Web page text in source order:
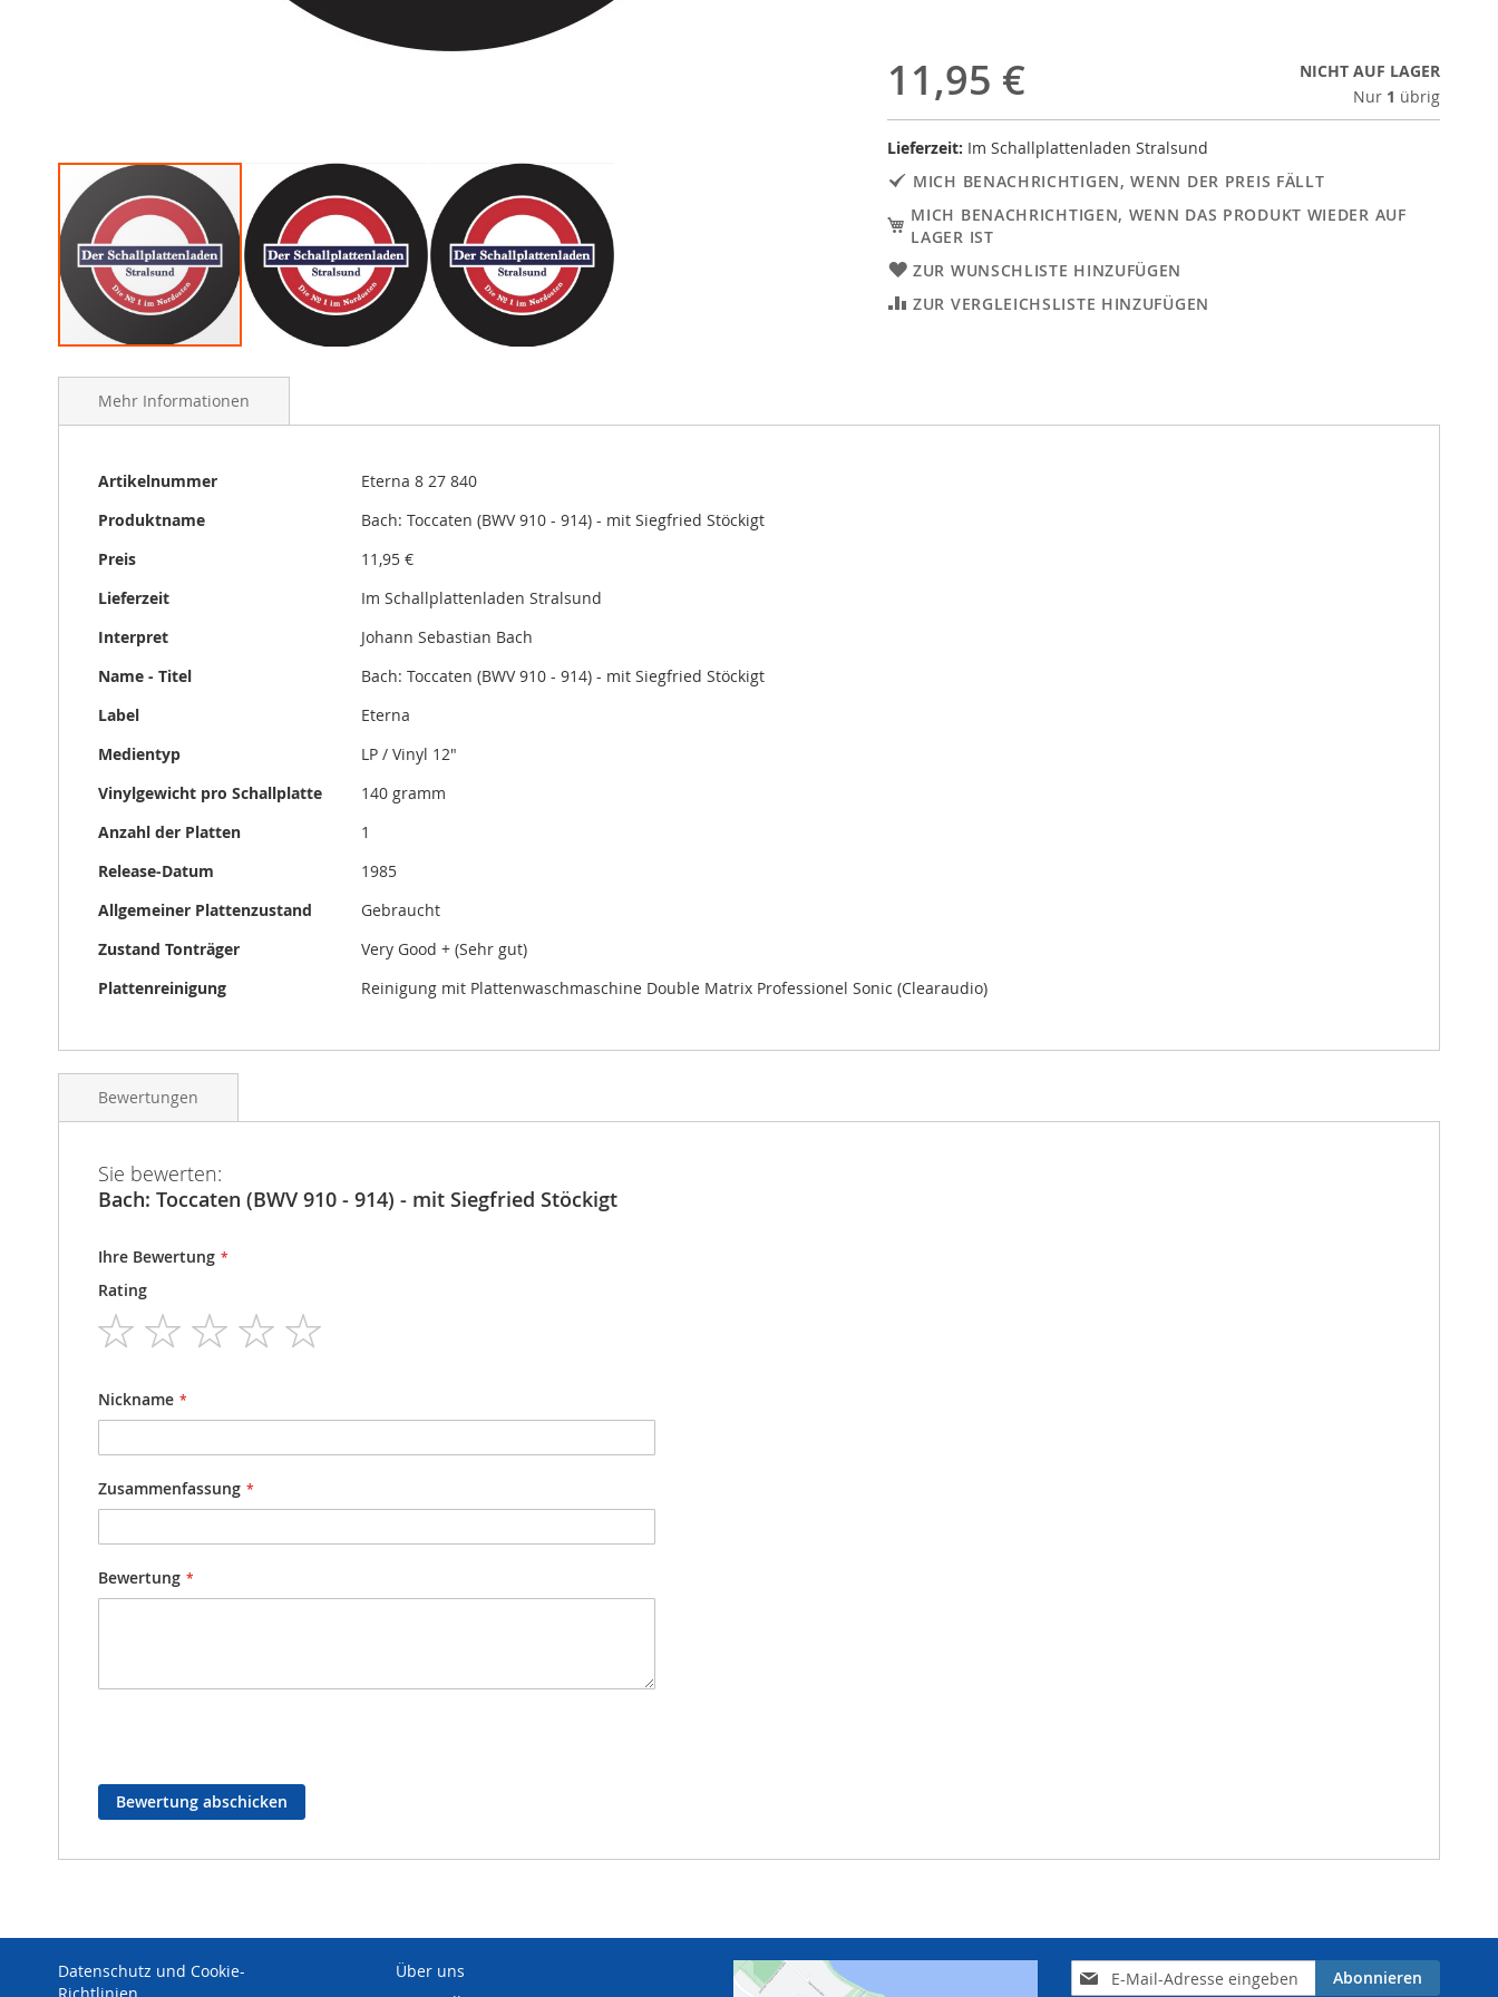
to
beginning
images
gallery
11,95 €
NICHT AUF LAGER
Nur 1 übrig
Lieferzeit: Im Schallplattenladen Stralsund
MICH BENACHRICHTIGEN, WENN DER PREIS FÄLLT
MICH BENACHRICHTIGEN, WENN DAS PRODUKT WIEDER AUF
LAGER IST
ZUR WUNSCHLISTE HINZUFÜGEN
ZUR VERGLEICHSLISTE HINZUFÜGEN
Mehr Informationen
Mehr
Artikelnummer
Eterna 8 27 840
Produktname
Bach: Toccaten (BWV 910 - 914) - mit Siegfried Stöckigt
Preis
11,95 €
Lieferzeit
Im Schallplattenladen Stralsund
Interpret
Johann Sebastian Bach
Name - Titel
Bach: Toccaten (BWV 910 - 914) - mit Siegfried Stöckigt
Label
Eterna
Medientyp
LP / Vinyl 12"
Vinylgewicht pro Schallplatte
140 gramm
Anzahl der Platten
1
Release-Datum
1985
Allgemeiner Plattenzustand
Gebraucht
Zustand Tonträger
Very Good + (Sehr gut)
Plattenreinigung
Reinigung mit Plattenwaschmaschine Double Matrix Professionel Sonic (Clearaudio)
Bewertungen
Sie bewerten:
Bach: Toccaten (BWV 910 - 914) - mit Siegfried Stöckigt
Ihre Bewertung
Rating
1
star
2
stars
3
stars
4
stars
Nickname
Zusammenfassung
Bewertung
Bewertung abschicken
Datenschutz und Cookie-
Über uns
Anmeldung
zum
Abonnieren